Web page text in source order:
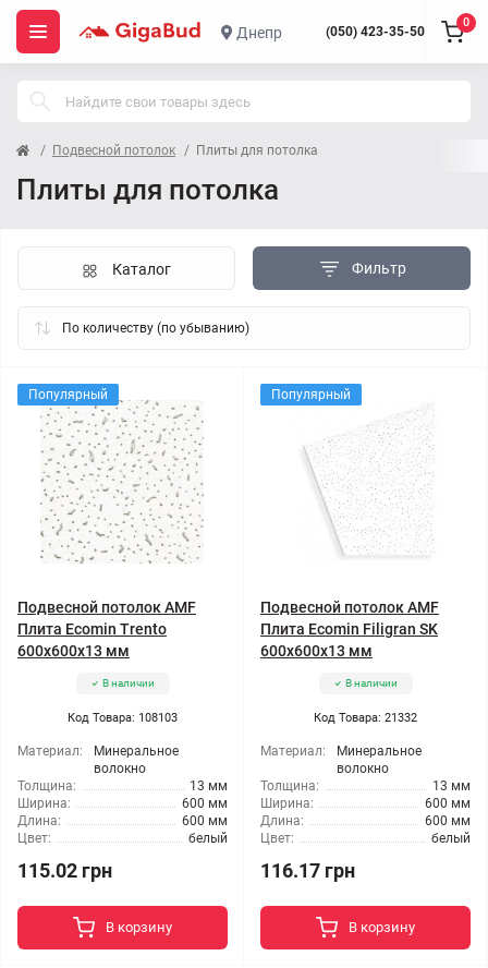
Днепр (050) 423-35-50
0
Подвесной потолок Плиты для потолка
Плиты для потолка
Фильтр
Каталог
Популярный
Подвесной потолок AMF
Плита Ecomin Trento
600x600x13 мм
В наличии
Код Товара: 108103
Материал:
Минеральное
волокно
Толщина:
13 мм
Ширина:
600 мм
Длина:
600 мм
Цвет:
белый
115.02 грн
В корзину
Популярный
Подвесной потолок AMF
Плита Ecomin Filigran SK
600x600x13 мм
В наличии
Код Товара: 21332
Материал:
Минеральное
волокно
Толщина:
13 мм
Ширина:
600 мм
Длина:
600 мм
Цвет:
белый
116.17 грн
В корзину